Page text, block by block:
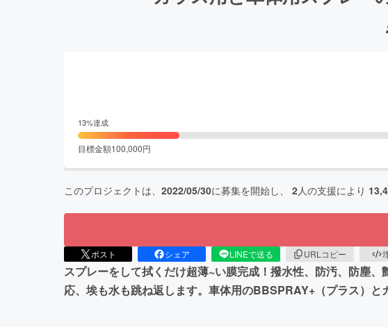
13%達成
目標金額100,000円
このプロジェクトは、 2022/05/30に募集を開始し、 2人の支援により
ポスト シェア LINEで送る URLコピー
スプレーをして拭くだけ超薄~い膜完成！撥水性、防汚、防塵
応、埃も水も跳ね返します。車体用のBBSPRAY+（プラス）と